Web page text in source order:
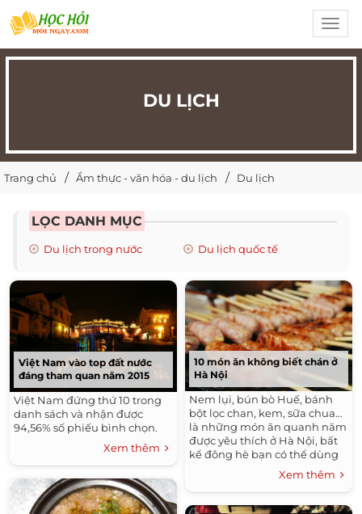
DU LỊCH
Trang chủ Ẩm thực - văn hóa - du lịch Du lịch
LỌC DANH MỤC
Du lịch trong nước Du lịch quốc tế
Việt Nam vào top đất nước
đáng tham quan năm 2015
Việt Nam đứng thứ 10 trong
danh sách và nhận được
94,56% số phiếu bình chọn.
Xem thêm
10 món ăn không biết chán ở
Hà Nội
Nem lụi, bún bò Huế, bánh
bột lọc chan, kem, sữa chua…
là những món ăn quanh năm
được yêu thích ở Hà Nội, bất
kể đông hè bạn có thể dùng
nhiều lần mà vẫn thấy hấp
Xem thêm